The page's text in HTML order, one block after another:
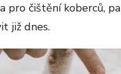
pro čištění koberců,
již dnes.